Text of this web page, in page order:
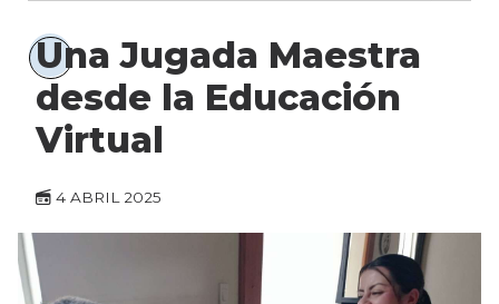
Una Jugada Maestra
desde la Educación
Virtual
4 ABRIL 2025